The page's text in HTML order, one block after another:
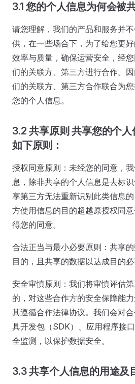
3.1 您的个人信息为何会被共
请您理解，我们的产品和服务并
供，在一些场合下，为了给您更
效率与质量，确保运营安全，经
们的关联方、第三方进行合作。
们的关联方、第三方合作联合为
您的个人信息。
3.2 共享原则 共享您的个
如下原则：
授权同意原则：未经您的同意，
息，除非共享的个人信息是去标
享第三方无法重新识别此类信息
方使用信息的目的超越原授权同
得您的同意。
合法正当与最小必要原则：共享
目的，且共享的数据以达成目的必
安全审慎原则：我们将审慎评估
的，对这些合作方的安全保障能
其遵循合作法律协议。我们会对
具开发包（SDK）、应用程序接
全监测，以保护数据安全。
3.3 共享个人信息的用途及